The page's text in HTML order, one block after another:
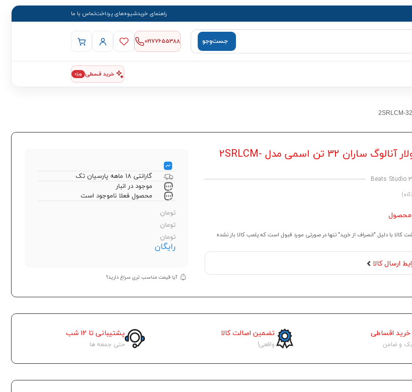
راهنمای خریدشیوه‌های پرداختتماس با ما
جست‌وجو 02177655388
خرید قسطی ویژه
چیلر مدولار آنالوگ ساران 32 تن اسمی مدل 2SRLCM-
Beats Studio
محصول
کالا با دلیل "انصراف از خرید" تنها در صورتی مورد قبول است که پلمب کالا باز نشده
ارسال کالا
گارانتی 18 ماهه پارسیان تک
موجود در انبار
محصول فعلا ناموجود است
تومان
تومان
تومان
رایگان
آیا قیمت مناسب تری سراغ دارید؟
خرید اقساطی
و ضامن
تضمین اصالت کالا
واقعی!
پشتیبانی تا ۱۲ شب
حتی جمعه ها